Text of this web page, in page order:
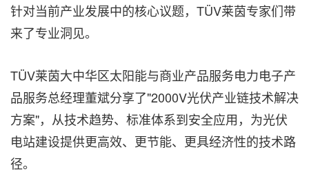
针对当前产业发展中的核心议题，TÜV莱茵专家们带
来了专业洞见。
TÜV莱茵大中华区太阳能与商业产品服务电力电子产
品服务总经理董斌分享了"2000V光伏产业链技术解决
方案"，从技术趋势、标准体系到安全应用，为光伏
电站建设提供更高效、更节能、更具经济性的技术路
径。